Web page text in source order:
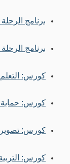
برنامج
برنامج
كورس: التعلم
كورس: حماية
كورس: تصوير
كورس: